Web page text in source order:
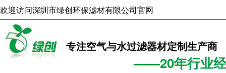
2026年8月5日
欢迎访问深圳市绿创环保滤材有限公司官网
专注空气与水过滤器材定制生产商
——20年行业